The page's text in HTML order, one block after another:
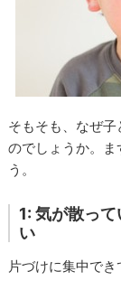
そもそも、なぜ
のでしょうか。ま
う。
1: 気が散っ
い
片づけに集中で